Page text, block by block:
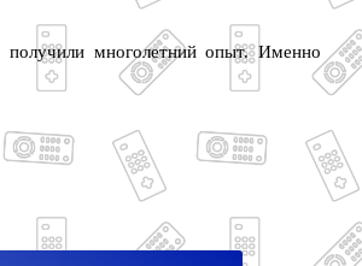
получили многолетний опыт. Именно